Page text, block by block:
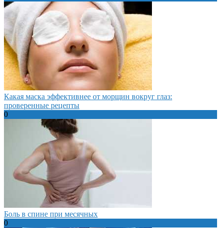
Какая маска эффективнее от морщин вокруг глаз:
проверенные рецепты
0
Боль в спине при месячных
0